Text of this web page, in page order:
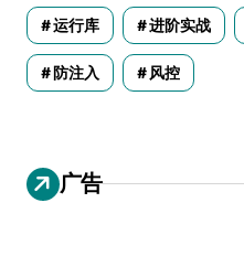
运行库 进阶实战
防注入 风控
广告